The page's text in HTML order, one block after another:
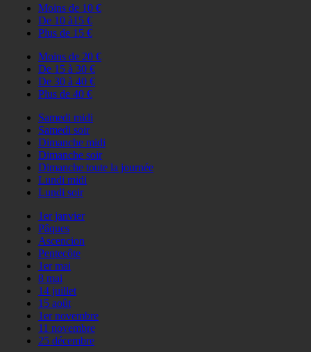
Moins de 10 €
De 10 à15 €
Plus de 15 €
Moins de 20 €
De 15 à 30 €
De 30 à 40 €
Plus de 40 €
Samedi midi
Samedi soir
Dimanche midi
Dimanche soir
Dimanche toute la journée
Lundi midi
Lundi soir
1er janvier
Pâques
Ascencion
Pentecôte
1er mai
8 mai
14 juillet
15 août
1er novembre
11 novembre
25 décembre